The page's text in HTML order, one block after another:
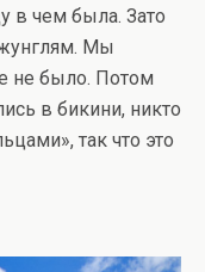
в чем была. Зато
Мы
не было. Потом
в бикини, никто
так что это